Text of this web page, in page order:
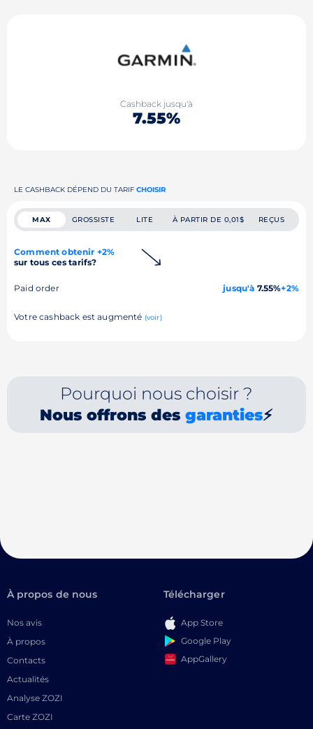
Cashback jusqu'à
7.55%
LE CASHBACK DÉPEND DU TARIF CHOISIR
MAX GROSSISTE LITE À PARTIR DE 0,01$ REÇUS
Comment obtenir +2%
sur tous ces tarifs?
Paid order jusqu'à 7.55%+2%
Votre cashback est augmenté (voir)
Pourquoi nous choisir ?
Nous offrons desgaranties⚡
À propos de nous
Nos avis
À propos
Contacts
Actualités
Analyse ZOZI
Carte ZOZI
Télécharger
App Store
Google Play
AppGallery